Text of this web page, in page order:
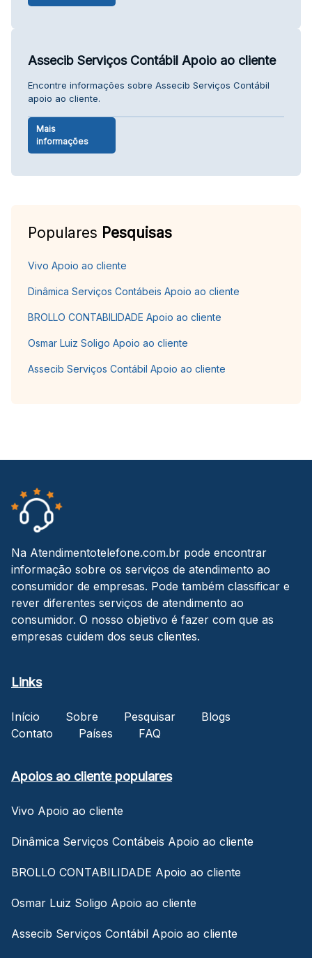
Assecib Serviços Contábil Apoio ao cliente
Encontre informações sobre Assecib Serviços Contábil
apoio ao cliente.
Mais
informações
Populares Pesquisas
Vivo Apoio ao cliente
Dinâmica Serviços Contábeis Apoio ao cliente
BROLLO CONTABILIDADE Apoio ao cliente
Osmar Luiz Soligo Apoio ao cliente
Assecib Serviços Contábil Apoio ao cliente
Na Atendimentotelefone.com.br pode encontrar
informação sobre os serviços de atendimento ao
consumidor de empresas. Pode também classificar e
rever diferentes serviços de atendimento ao
consumidor. O nosso objetivo é fazer com que as
empresas cuidem dos seus clientes.
Links
Início Sobre Pesquisar
Blogs
Contato
Países FAQ
Apoios ao cliente populares
Vivo Apoio ao cliente
Dinâmica Serviços Contábeis Apoio ao cliente
BROLLO CONTABILIDADE Apoio ao cliente
Osmar Luiz Soligo Apoio ao cliente
Assecib Serviços Contábil Apoio ao cliente